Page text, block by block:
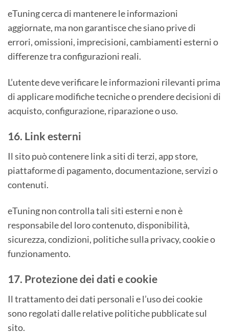
eTuning cerca di mantenere le informazioni
aggiornate, ma non garantisce che siano prive di
errori, omissioni, imprecisioni, cambiamenti esterni o
differenze tra configurazioni reali.
L’utente deve verificare le informazioni rilevanti prima
di applicare modifiche tecniche o prendere decisioni di
acquisto, configurazione, riparazione o uso.
16. Link esterni
Il sito può contenere link a siti di terzi, app store,
piattaforme di pagamento, documentazione, servizi o
contenuti.
eTuning non controlla tali siti esterni e non è
responsabile del loro contenuto, disponibilità,
sicurezza, condizioni, politiche sulla privacy, cookie o
funzionamento.
17. Protezione dei dati e cookie
Il trattamento dei dati personali e l’uso dei cookie
sono regolati dalle relative politiche pubblicate sul
sito.